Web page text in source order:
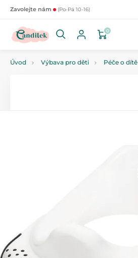
Zavolejte nám (Po-Pá 10-16)
0
Úvod Výbava pro děti Péče o dítě